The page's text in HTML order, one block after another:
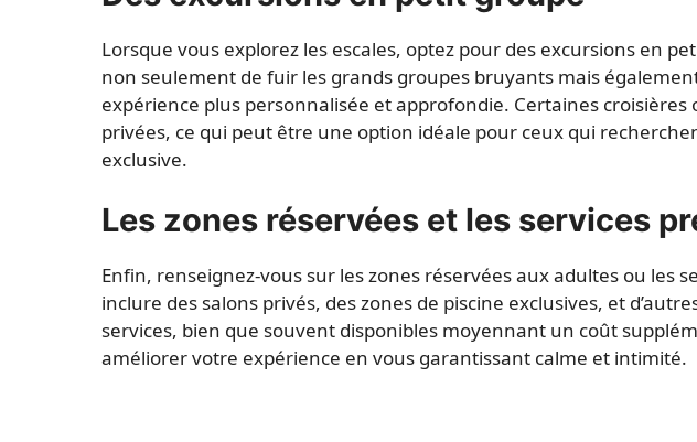
Lorsque vous explorez les escales, optez pour des excursions en
non seulement de fuir les grands groupes bruyants mais
expérience plus personnalisée et approfondie. Certaines
privées, ce qui peut être une option idéale pour ceux qui
exclusive.
Les zones réservées et les services
Enfin, renseignez-vous sur les zones réservées aux adultes ou les
inclure des salons privés, des zones de piscine exclusives, et
services, bien que souvent disponibles moyennant un coût
améliorer votre expérience en vous garantissant calme et intimité.